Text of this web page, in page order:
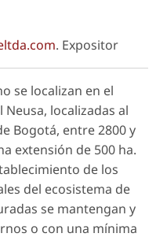
. Expositor
se localizan en el
localizadas al
Bogotá, entre 2800 y
extensión de 500 ha.
de los
del ecosistema de
se mantengan y
o con una mínima